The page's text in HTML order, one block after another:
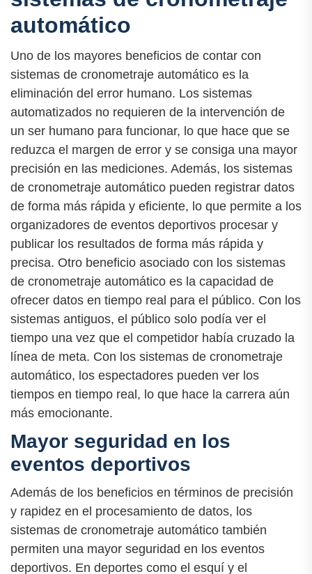
automático
Uno de los mayores beneficios de contar con
sistemas de cronometraje automático es la
eliminación del error humano. Los sistemas
automatizados no requieren de la intervención de
un ser humano para funcionar, lo que hace que se
reduzca el margen de error y se consiga una mayor
precisión en las mediciones. Además, los sistemas
de cronometraje automático pueden registrar datos
de forma más rápida y eficiente, lo que permite a los
organizadores de eventos deportivos procesar y
publicar los resultados de forma más rápida y
precisa. Otro beneficio asociado con los sistemas
de cronometraje automático es la capacidad de
ofrecer datos en tiempo real para el público. Con los
sistemas antiguos, el público solo podía ver el
tiempo una vez que el competidor había cruzado la
línea de meta. Con los sistemas de cronometraje
automático, los espectadores pueden ver los
tiempos en tiempo real, lo que hace la carrera aún
más emocionante.
Mayor seguridad en los
eventos deportivos
Además de los beneficios en términos de precisión
y rapidez en el procesamiento de datos, los
sistemas de cronometraje automático también
permiten una mayor seguridad en los eventos
deportivos. En deportes como el esquí y el